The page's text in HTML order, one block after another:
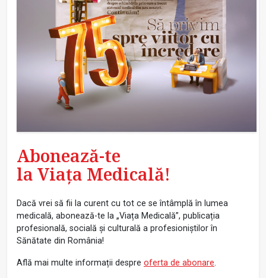
Abonează-te
la Viața Medicală!
Dacă vrei să fii la curent cu tot ce se întâmplă în lumea
medicală, abonează-te la „Viața Medicală”, publicația
profesională, socială și culturală a profesioniștilor în
Sănătate din România!
Află mai multe informații despre oferta de abonare.